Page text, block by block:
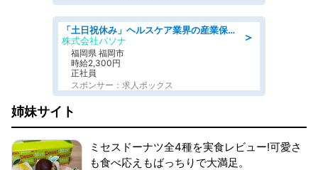
＞
「土日祝休み」ヘルスケア業界の産業保健師/高時給/未経験OK/要資格:保健師、正看護師
株式会社パソナ
福岡県 福岡市
時給2,300円
正社員
スポンサー：求人ボックス
姉妹サイト
ミセスドーナツ全4種を実食レビュー!可愛さ
も食べ応えもばっちりで大満足。